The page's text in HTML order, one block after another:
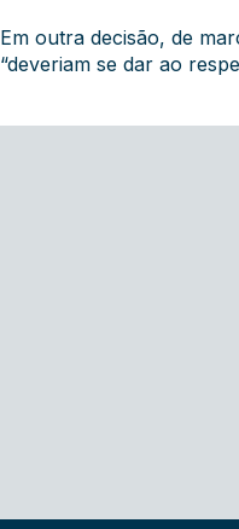
Em outra decisão, de
“deveriam se dar ao